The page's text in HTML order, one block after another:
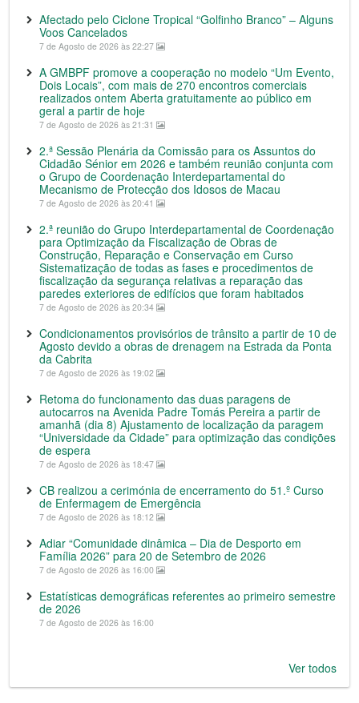
Afectado pelo Ciclone Tropical “Golfinho Branco” – Alguns
Voos Cancelados
7 de Agosto de 2026 às 22:27
A GMBPF promove a cooperação no modelo “Um Evento,
Dois Locais”, com mais de 270 encontros comerciais
realizados ontem Aberta gratuitamente ao público em
geral a partir de hoje
7 de Agosto de 2026 às 21:31
2.ª Sessão Plenária da Comissão para os Assuntos do
Cidadão Sénior em 2026 e também reunião conjunta com
o Grupo de Coordenação Interdepartamental do
Mecanismo de Protecção dos Idosos de Macau
7 de Agosto de 2026 às 20:41
2.ª reunião do Grupo Interdepartamental de Coordenação
para Optimização da Fiscalização de Obras de
Construção, Reparação e Conservação em Curso
Sistematização de todas as fases e procedimentos de
fiscalização da segurança relativas a reparação das
paredes exteriores de edifícios que foram habitados
7 de Agosto de 2026 às 20:34
Condicionamentos provisórios de trânsito a partir de 10 de
Agosto devido a obras de drenagem na Estrada da Ponta
da Cabrita
7 de Agosto de 2026 às 19:02
Retoma do funcionamento das duas paragens de
autocarros na Avenida Padre Tomás Pereira a partir de
amanhã (dia 8) Ajustamento de localização da paragem
“Universidade da Cidade” para optimização das condições
de espera
7 de Agosto de 2026 às 18:47
CB realizou a cerimónia de encerramento do 51.º Curso
de Enfermagem de Emergência
7 de Agosto de 2026 às 18:12
Adiar “Comunidade dinâmica – Dia de Desporto em
Família 2026” para 20 de Setembro de 2026
7 de Agosto de 2026 às 16:00
Estatísticas demográficas referentes ao primeiro semestre
de 2026
7 de Agosto de 2026 às 16:00
Ver todos